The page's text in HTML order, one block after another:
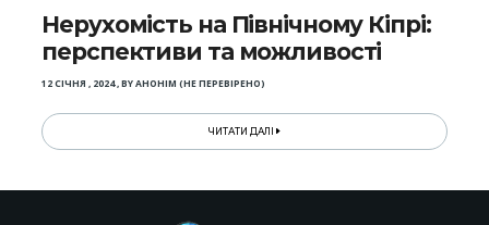
Нерухомість на Північному Кіпрі:
перспективи та можливості
12 СІЧНЯ , 2024,BYАНОНІМ (НЕ ПЕРЕВІРЕНО)
ЧИТАТИ ДАЛІ